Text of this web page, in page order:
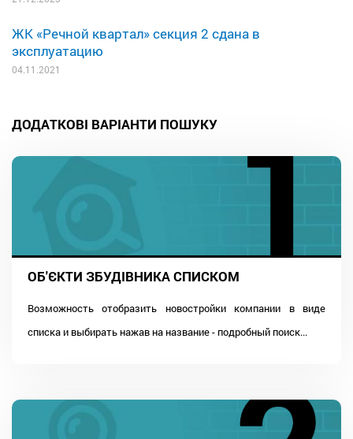
ЖК «Речной квартал» секция 2 сдана в
эксплуатацию
04.11.2021
ДОДАТКОВІ ВАРІАНТИ ПОШУКУ
ОБ'ЄКТИ ЗБУДІВНИКА СПИСКОМ
Возможность отобразить новостройки компании в виде
списка и выбирать нажав на название - подробный поиск...